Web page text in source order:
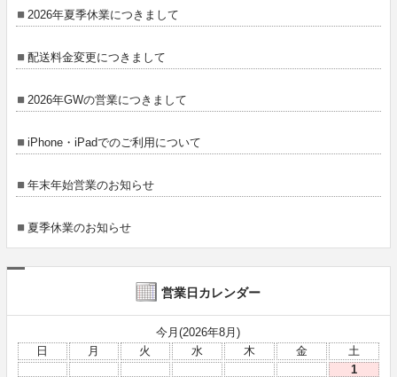
2026年夏季休業につきまして
配送料金変更につきまして
2026年GWの営業につきまして
iPhone・iPadでのご利用について
年末年始営業のお知らせ
夏季休業のお知らせ
営業日カレンダー
今月(2026年8月)
日
月 火 水 木 金
土
1